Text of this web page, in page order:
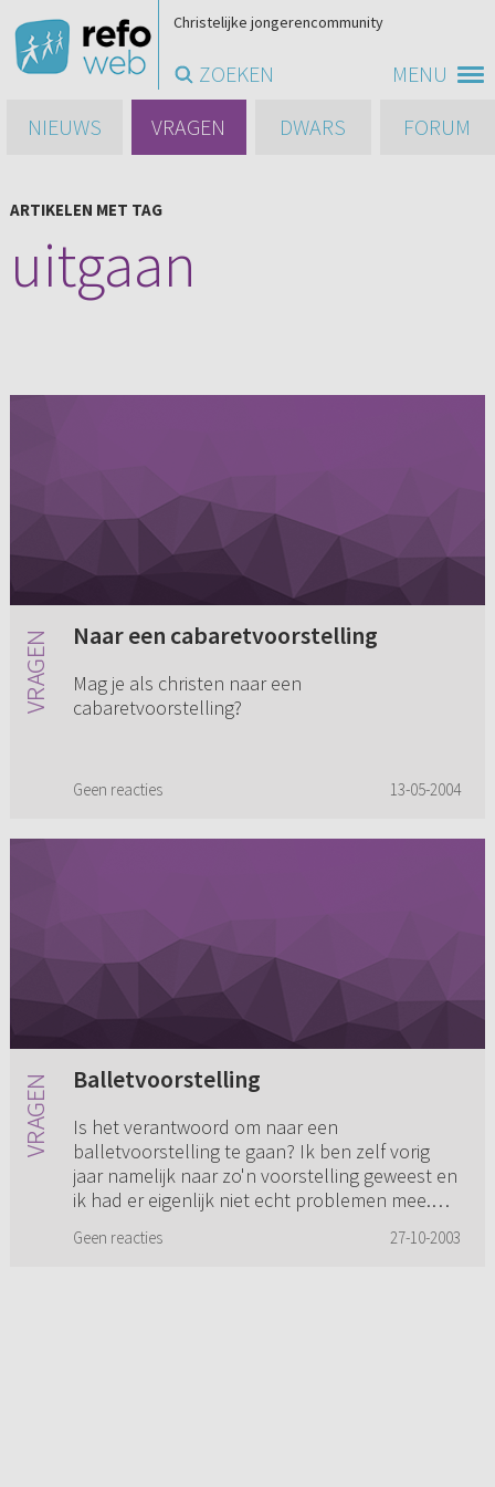
MENU
Christelijke jongerencommunity
ZOEKEN
NIEUWS
VRAGEN DWARS FORUM
ARTIKELEN MET TAG
uitgaan
Naar een cabaretvoorstelling
Mag je als christen naar een
cabaretvoorstelling?
Geen reacties 13-05-2004
Balletvoorstelling
Is het verantwoord om naar een
balletvoorstelling te gaan? Ik ben zelf vorig
jaar namelijk naar zo'n voorstelling geweest en
ik had er eigenlijk niet echt problemen mee.
Geen reacties 27-10-2003